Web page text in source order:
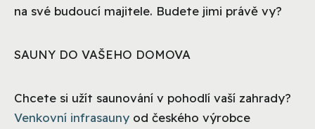
na své budoucí majitele. Budete jimi právě vy?
SAUNY DO VAŠEHO DOMOVA
Chcete si užít saunování v pohodlí vaší zahrady?
Venkovní infrasauny od českého výrobce